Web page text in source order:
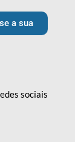
a sua
sociais